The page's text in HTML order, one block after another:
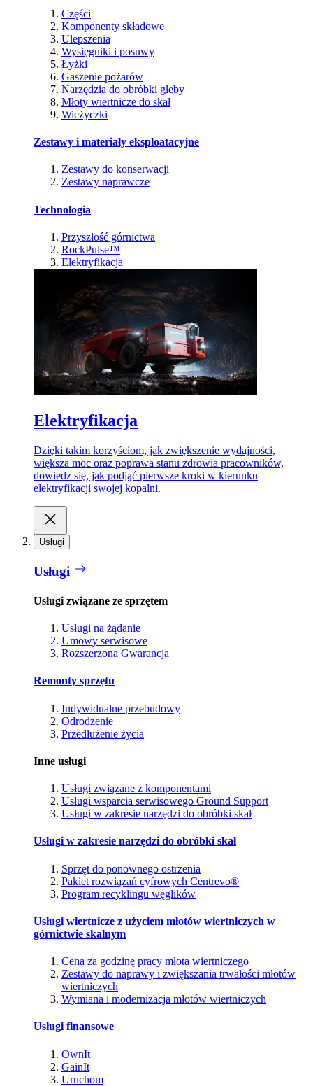
Części
Komponenty składowe
Ulepszenia
Wysięgniki i posuwy
Łyżki
Gaszenie pożarów
Narzędzia do obróbki gleby
Młoty wiertnicze do skał
Wieżyczki
Zestawy i materiały eksploatacyjne
Zestawy do konserwacji
Zestawy naprawcze
Technologia
Przyszłość górnictwa
RockPulse™
Elektryfikacja
Elektryfikacja
Dzięki takim korzyściom, jak zwiększenie wydajności,
większa moc oraz poprawa stanu zdrowia pracowników,
dowiedz się, jak podjąć pierwsze kroki w kierunku
elektryfikacji swojej kopalni.
Usługi
Usługi
Usługi związane ze sprzętem
Usługi na żądanie
Umowy serwisowe
Rozszerzona Gwarancja
Remonty sprzętu
Indywidualne przebudowy
Odrodzenie
Przedłużenie życia
Inne usługi
Usługi związane z komponentami
Usługi wsparcia serwisowego Ground Support
Usługi w zakresie narzędzi do obróbki skał
Usługi w zakresie narzędzi do obróbki skał
Sprzęt do ponownego ostrzenia
Pakiet rozwiązań cyfrowych Centrevo®
Program recyklingu węglików
Usługi wiertnicze z użyciem młotów wiertniczych w
górnictwie skalnym
Cena za godzinę pracy młota wiertniczego
Zestawy do naprawy i zwiększania trwałości młotów
wiertniczych
Wymiana i modernizacja młotów wiertniczych
Usługi finansowe
OwnIt
GainIt
Uruchom